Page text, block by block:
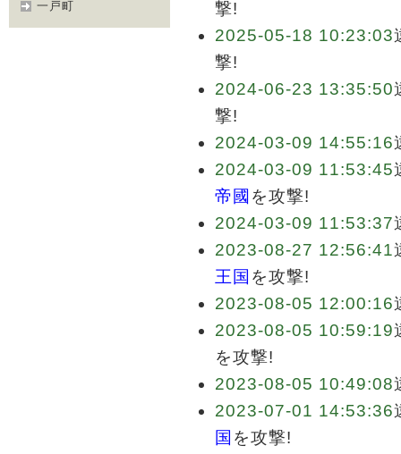
一戸町
撃!
2025-05-18 10:23:03
撃!
2024-06-23 13:35:50
撃!
2024-03-09 14:55:16
2024-03-09 11:53:45
帝國 を攻撃!
2024-03-09 11:53:37
2023-08-27 12:56:41
王国 を攻撃!
2023-08-05 12:00:16
2023-08-05 10:59:19
を攻撃!
2023-08-05 10:49:08
2023-07-01 14:53:36
国 を攻撃!